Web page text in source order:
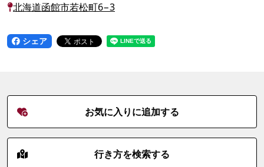
北海道函館市若松町6−3
シェア
お気に入りに追加する
行き方を検索する